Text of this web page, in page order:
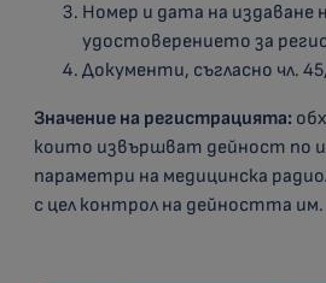
Номер и дата на издаване
удостоверението за
Документи, съгласно чл.
Значение на регистрацията:
които извършват дейност по
параметри на медицинска
с цел контрол на дейността им.